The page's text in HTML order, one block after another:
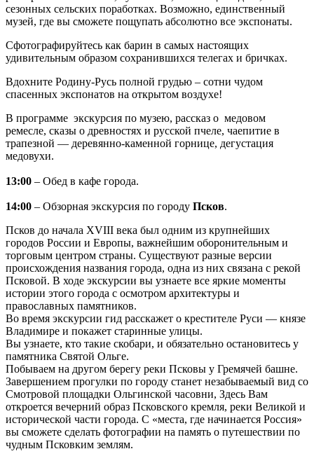
сезонных сельских поработках. Возможно, единственный
музей, где вы сможете пощупать абсолютно все экспонаты.
Сфотографируйтесь как барин в самых настоящих
удивительным образом сохранившихся телегах и бричках.
Вдохните Родину-Русь полной грудью – сотни чудом
спасенных экспонатов на открытом воздухе!
В программе экскурсия по музею, рассказ о медовом
ремесле, сказы о древностях и русской пчеле, чаепитие в
трапезной — деревянно-каменной горнице, дегустация
медовухи.
13:00 – Обед в кафе города.
14:00 – Обзорная экскурсия по городу Псков.
Псков до начала XVIII века был одним из крупнейших
городов России и Европы, важнейшим оборонительным и
торговым центром страны. Существуют разные версии
происхождения названия города, одна из них связана с рекой
Псковой. В ходе экскурсии вы узнаете все яркие моменты
истории этого города с осмотром архитектуры и
православных памятников.
Во время экскурсии гид расскажет о крестителе Руси — князе
Владимире и покажет старинные улицы.
Вы узнаете, кто такие скобари, и обязательно остановитесь у
памятника Святой Ольге.
Побываем на другом берегу реки Псковы у Гремячей башне.
Завершением прогулки по городу станет незабываемый вид со
Смотровой площадки Ольгинской часовни, Здесь Вам
откроется вечерний образ Псковского кремля, реки Великой и
исторической части города. С «места, где начинается Россия»
вы сможете сделать фотографии на память о путешествии по
чудным Псковким землям.